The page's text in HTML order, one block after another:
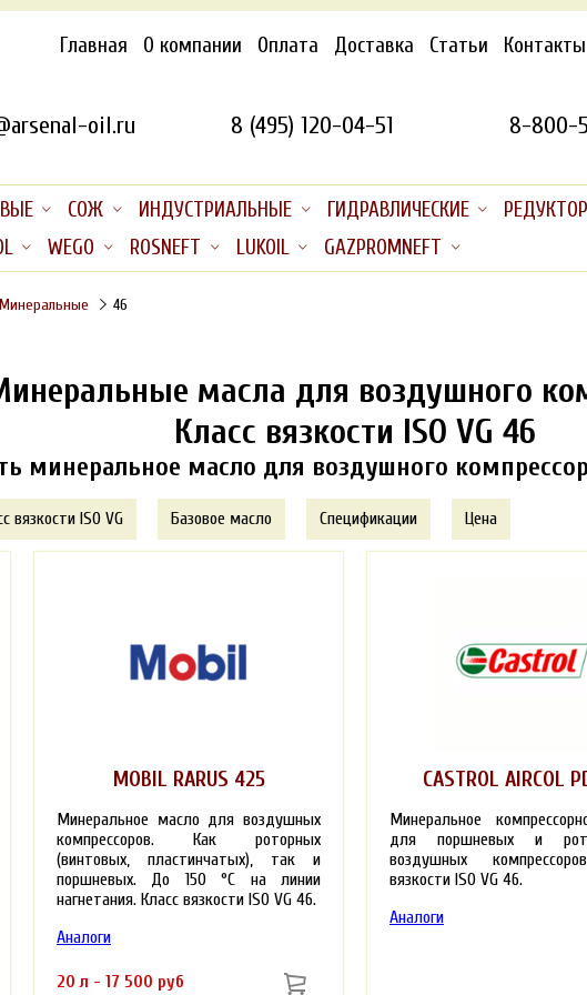
Главная О компании Оплата Доставка Статьи Контакты
oil.ru 8 (495) 120-04-51 8-800-
СОЖ ИНДУСТРИАЛЬНЫЕ ГИДРАВЛИЧЕСКИЕ
WEGO ROSNEFT LUKOIL GAZPROMNEFT
Минеральные 46
масла для воздушного
Класс вязкости ISO VG 46
минеральное масло для воздушного
вязкости ISO VG Базовое масло Спецификации Цена
MOBIL RARUS 425
Минеральное масло для воздушных
компрессоров. Как роторных
(винтовых, пластинчатых), так и
поршневых. До 150 °С на линии
нагнетания. Класс вязкости ISO VG 46.
Аналоги
20 л - 17 500 руб
CASTROL AIRCOL
Минеральное
для поршневых и
воздушных
вязкости ISO VG 46.
Аналоги